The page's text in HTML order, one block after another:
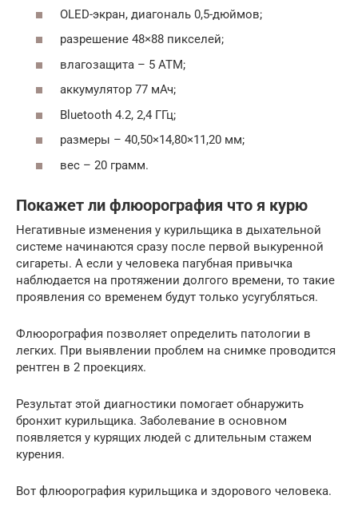
OLED-экран, диагональ 0,5-дюймов;
разрешение 48×88 пикселей;
влагозащита – 5 ATM;
аккумулятор 77 мАч;
Bluetooth 4.2, 2,4 ГГц;
размеры – 40,50×14,80×11,20 мм;
вес – 20 грамм.
Покажет ли флюорография что я курю
Негативные изменения у курильщика в дыхательной
системе начинаются сразу после первой выкуренной
сигареты. А если у человека пагубная привычка
наблюдается на протяжении долгого времени, то такие
проявления со временем будут только усугубляться.
Флюорография позволяет определить патологии в
легких. При выявлении проблем на снимке проводится
рентген в 2 проекциях.
Результат этой диагностики помогает обнаружить
бронхит курильщика. Заболевание в основном
появляется у курящих людей с длительным стажем
курения.
Вот флюорография курильщика и здорового человека.